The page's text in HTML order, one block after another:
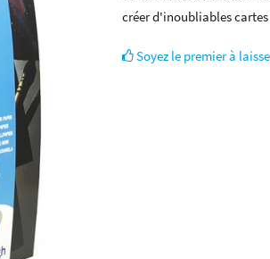
créer d'inoubliables cartes
Soyez le premier à